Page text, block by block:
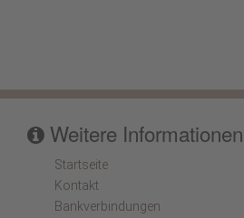
Weitere Informationen
Startseite
Kontakt
Bankverbindungen